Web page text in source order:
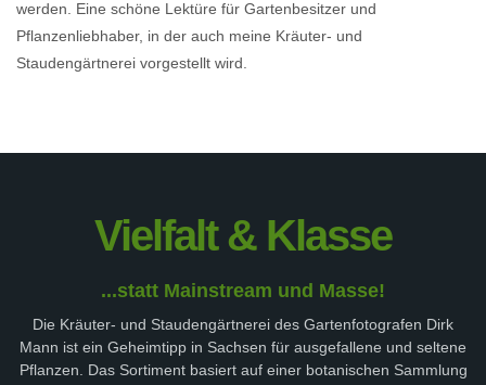
werden. Eine schöne Lektüre für Gartenbesitzer und
Pflanzenliebhaber, in der auch meine Kräuter- und
Staudengärtnerei vorgestellt wird.
Vielfalt & Klasse
...statt Mainstream und Masse!
Die Kräuter- und Staudengärtnerei des Gartenfotografen Dirk
Mann ist ein Geheimtipp in Sachsen für ausgefallene und seltene
Pflanzen. Das Sortiment basiert auf einer botanischen Sammlung